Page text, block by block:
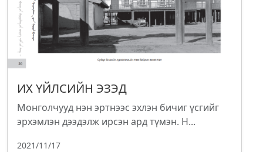
ИХ ҮЙЛСИЙН ЭЗЭД
Монголчууд нэн эртнээс эхлэн бичиг үсгийг
эрхэмлэн дээдэлж ирсэн ард түмэн. Н...
2021/11/17